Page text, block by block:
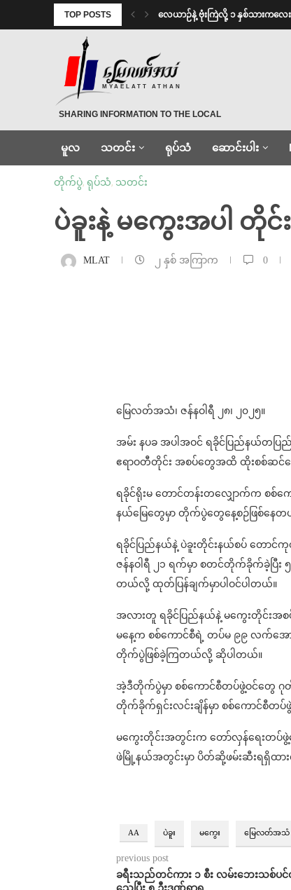
TOP POSTS လေယာဉ်နဲ့ ဗုံးကြဲလို့ ၁ နှစ်သားကလေ
MYAELATT ATHAN
SHARING INFORMATION TO THE LOCAL
မူလ သတင်း ရုပ်သံ ဆောင်းပါး
တိုက်ပွဲ, ရုပ်သံ, သတင်း
ပဲခူးနဲ့ မကွေးအပါ တို
MLAT ၂ နှစ် အကြာက 0
မြေလတ်အသံ၊ ဇန်နဝါရီ ၂၈၊ ၂၀၂၅။
အမ်း နပခ အပါအဝင် ရခိုင်ပြည်နယ်တပြ
ဧရာဝတီတိုင်း အစပ်တွေအထိ ထိုးစစ်ဆင်
ရခိုင်ရိုးမ တောင်တန်းတလျှောက်က စစ်က
နယ်မြေတွေမှာ တိုက်ပွဲတွေနေ့စဉ်ဖြစ်နေတ
ရခိုင်ပြည်နယ်နဲ့ ပဲခူးတိုင်းနယ်စပ် တော
ဇန်နဝါရီ ၂၁ ရက်မှာ စတင်တိုက်ခိုက်ခဲ့ပြီး
တယ်လို့ ထုတ်ပြန်ချက်မှာပါဝင်ပါတယ်။
အလားတူ ရခိုင်ပြည်နယ်နဲ့ မကွေးတိုင်းအစပ်
မနေ့က စစ်ကောင်စီရဲ့ တပ်မ ၉၉ လက်အောက်ခံ
တိုက်ပွဲဖြစ်ခဲ့ကြတယ်လို့ ဆိုပါတယ်။
အဲ့ဒီတိုက်ပွဲမှာ စစ်ကောင်စီတပ်ဖွဲ့ဝင်တွေ ဂု
တိုက်ခိုက်ရှင်းလင်းချိန်မှာ စစ်ကောင်စီ
မကွေးတိုင်းအတွင်းက တော်လှန်ရေးတ
ဖဲမြို့နယ်အတွင်းမှာ ပိတ်ဆို့ဖမ်းဆီးရရှိထာ
AA ပဲခူး မကွေး မြေလတ်အသံ
previous post
ခရီးသည်တင်ကား ၁ စီး လမ်းဘေးသစ်ပ